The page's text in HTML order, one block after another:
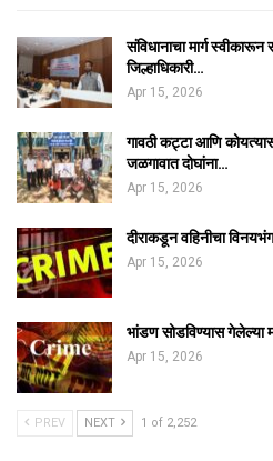
संविधानाचा मार्ग
जिल्हाधिकारी…
Apr 15, 2026
गावठी कट्टा आणि
जळगावात दोघांना…
Apr 15, 2026
दीराकडून वहिनीचा
Apr 15, 2026
भांडण सोडविण्यास गेलेल्या
Apr 15, 2026
PREV NEXT 1 of 2,252